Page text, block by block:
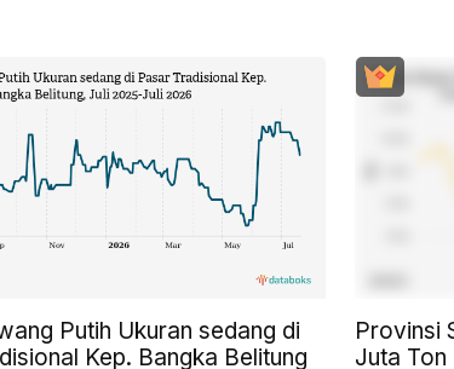
Putih Ukuran sedang di
Kep. Bangka Belitung
Provinsi
Juta Ton